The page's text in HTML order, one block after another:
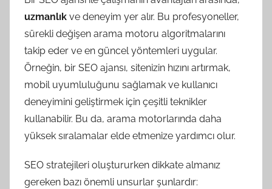
uzmanlık ve deneyim yer alır. Bu profesyoneller,
sürekli değişen arama motoru algoritmalarını
takip eder ve en güncel yöntemleri uygular.
Örneğin, bir SEO ajansı, sitenizin hızını artırmak,
mobil uyumluluğunu sağlamak ve kullanıcı
deneyimini geliştirmek için çeşitli teknikler
kullanabilir. Bu da, arama motorlarında daha
yüksek sıralamalar elde etmenize yardımcı olur.
SEO stratejileri oluştururken dikkate almanız
gereken bazı önemli unsurlar şunlardır: